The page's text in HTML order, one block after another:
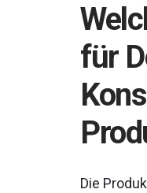
für
Die